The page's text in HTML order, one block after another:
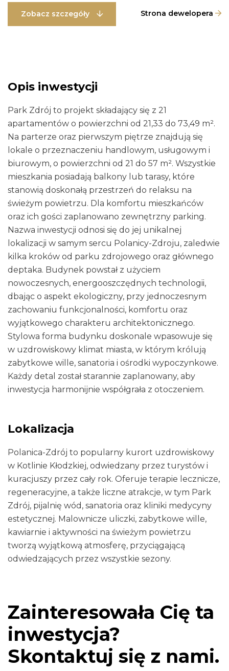
Zobacz szczegóły Strona dewelopera
Opis inwestycji
Park Zdrój to projekt składający się z 21
apartamentów o powierzchni od 21,33 do 73,49 m².
Na parterze oraz pierwszym piętrze znajdują się
lokale o przeznaczeniu handlowym, usługowym i
biurowym, o powierzchni od 21 do 57 m². Wszystkie
mieszkania posiadają balkony lub tarasy, które
stanowią doskonałą przestrzeń do relaksu na
świeżym powietrzu. Dla komfortu mieszkańców
oraz ich gości zaplanowano zewnętrzny parking.
Nazwa inwestycji odnosi się do jej unikalnej
lokalizacji w samym sercu Polanicy-Zdroju, zaledwie
kilka kroków od parku zdrojowego oraz głównego
deptaka. Budynek powstał z użyciem
nowoczesnych, energooszczędnych technologii,
dbając o aspekt ekologiczny, przy jednoczesnym
zachowaniu funkcjonalności, komfortu oraz
wyjątkowego charakteru architektonicznego.
Stylowa forma budynku doskonale wpasowuje się
w uzdrowiskowy klimat miasta, w którym królują
zabytkowe wille, sanatoria i ośrodki wypoczynkowe.
Każdy detal został starannie zaplanowany, aby
inwestycja harmonijnie współgrała z otoczeniem.
Lokalizacja
Polanica-Zdrój to popularny kurort uzdrowiskowy
w Kotlinie Kłodzkiej, odwiedzany przez turystów i
kuracjuszy przez cały rok. Oferuje terapie lecznicze,
regeneracyjne, a także liczne atrakcje, w tym Park
Zdrój, pijalnię wód, sanatoria oraz kliniki medycyny
estetycznej. Malownicze uliczki, zabytkowe wille,
kawiarnie i aktywności na świeżym powietrzu
tworzą wyjątkową atmosferę, przyciągającą
odwiedzających przez wszystkie sezony.
Zainteresowała Cię ta
inwestycja?
Skontaktuj się z nami.